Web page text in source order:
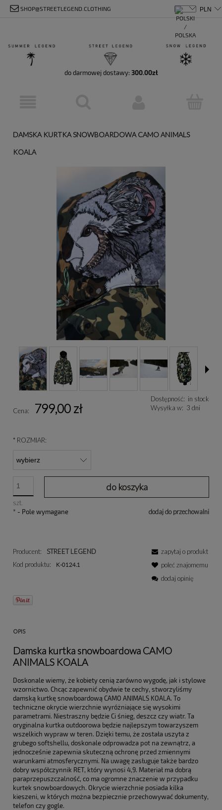
SHOP@STREETLEGEND.CLOTHING
do darmowej dostawy: 300.00zł
DAMSKA KURTKA SNOWBOARDOWA CAMO ANIMALS
KOALA
Dostępność: in stock
Wysyłka w: 3 dni
Cena: 799,00 zł
* ROZMIAR:
szt.
do koszyka
dodaj do przechowalni
* - Pole wymagane
Producent:
STREET LEGEND
Kod produktu:
K-0124.1
zapytaj o produkt
poleć znajomemu
dodaj opinię
OPIS
Damska kurtka snowboardowa CAMO
ANIMALS KOALA
Doskonale wiemy, że kobiety cenią zarówno wygodę, jak i stylowe
wzornictwo. Chcąc zapewnić obydwie te cechy, stworzyliśmy
damską kurtkę snowboardową CAMO ANIMALS KOALA. To
techniczne okrycie wierzchnie wyróżniające się wysokimi
parametrami. Niestraszny będzie Ci śnieg, deszcz czy wiatr. Ta
oryginalna kurtka outdoorowa będzie najlepszym towarzyszem
wszelkich wypraw w teren. Dzięki temu, że została uszyta z
grubego softshellu, doskonale odprowadza pot na zewnątrz, a
jednocześnie zapewnia skuteczną ochronę przed zmiennymi
warunkami atmosferycznymi. Na uwagę zasługuje także bardzo
dobry współczynnik RET, który wynosi 4,9. Materiał ma dobrą
paraprzepuszczalność, co ma ogromne znaczenie w przypadku
kurtek snowboardowych. Okrycie wierzchnie posiada kilka
kieszeni, w których można bezpiecznie przechowywać dokumenty,
telefon czy gogle.